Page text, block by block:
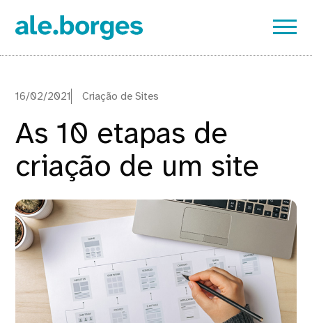
16/02/2021 Criação de Sites
As 10 etapas de
criação de um site